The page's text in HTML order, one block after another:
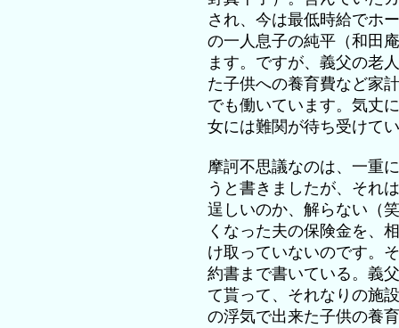
され、今は最低時給でホ
の一人息子の純平（和田
ます。ですが、義父の老
た子供への養育費など家
でも働いています。気丈
女には難関が待ち受けて
摩訶不思議なのは、一重
うと書きましたが、それ
逞しいのか、解らない（
くなった夫の保険金を、
け取っていないのです。
約書まで書いている。義
て貰って、それなりの施
の浮気で出来た子供の養